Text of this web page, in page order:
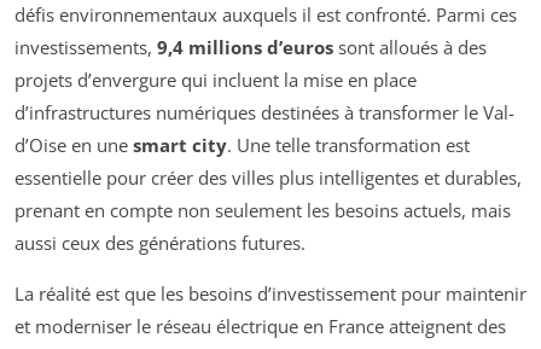
défis environnementaux auxquels il est confronté. Parmi ces
investissements, 9,4 millions d’euros sont alloués à des
projets d’envergure qui incluent la mise en place
d’infrastructures numériques destinées à transformer le Val-
d’Oise en une smart city. Une telle transformation est
essentielle pour créer des villes plus intelligentes et durables,
prenant en compte non seulement les besoins actuels, mais
aussi ceux des générations futures.
La réalité est que les besoins d’investissement pour maintenir
et moderniser le réseau électrique en France atteignent des